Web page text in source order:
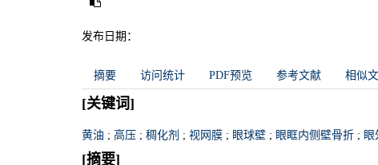
发布日期：
摘要 访问统计 PDF预览 参考文献 相似
[关键词]
黄油 ; 高压 ; 稠化剂 ; 视网膜 ; 眼球壁 ; 眼眶内侧壁骨折 ; 眼
[摘要]